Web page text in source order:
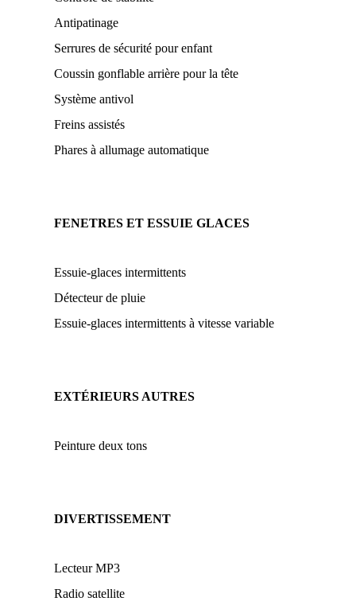
Antipatinage
Serrures de sécurité pour enfant
Coussin gonflable arrière pour la tête
Système antivol
Freins assistés
Phares à allumage automatique
FENETRES ET ESSUIE GLACES
Essuie-glaces intermittents
Détecteur de pluie
Essuie-glaces intermittents à vitesse variable
EXTÉRIEURS AUTRES
Peinture deux tons
DIVERTISSEMENT
Lecteur MP3
Radio satellite